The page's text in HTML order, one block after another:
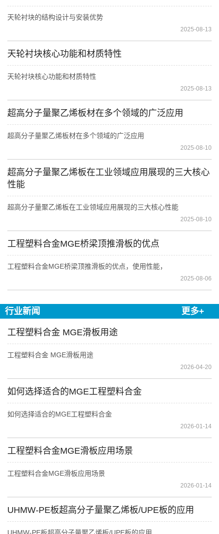
天轮衬块的结构设计与安装优势
2025-08-13
天轮衬块核心功能和材质特性
天轮衬块核心功能和材质特性
2025-08-13
超高分子量聚乙烯板材在多个领域的广泛应用
超高分子量聚乙烯板材在多个领域的广泛应用
2025-08-10
超高分子量聚乙烯板在工业领域应用展现的三大核心
性能
超高分子量聚乙烯板在工业领域应用展现的三大核心性能
2025-08-10
工程塑料合金MGE桥梁顶推滑板的优点
工程塑料合金MGE桥梁顶推滑板的优点，使用性能，
2025-08-06
行业新闻 更多+
工程塑料合金 MGE滑板用途
工程塑料合金 MGE滑板用途
2026-04-20
如何选择适合的MGE工程塑料合金
如何选择适合的MGE工程塑料合金
2026-01-14
工程塑料合金MGE滑板应用场景
工程塑料合金MGE滑板应用场景
2026-01-14
UHMW-PE板超高分子量聚乙烯板/UPE板的应用